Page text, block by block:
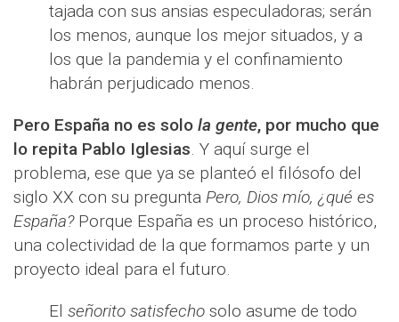
tajada con sus ansias especuladoras; serán
los menos, aunque los mejor situados, y a
los que la pandemia y el confinamiento
habrán perjudicado menos.
Pero España no es solo la gente, por mucho que
lo repita Pablo Iglesias. Y aquí surge el
problema, ese que ya se planteó el filósofo del
siglo XX con su pregunta Pero, Dios mío, ¿qué es
España?Porque España es un proceso histórico,
una colectividad de la que formamos parte y un
proyecto ideal para el futuro.
El señorito satisfecho solo asume de todo